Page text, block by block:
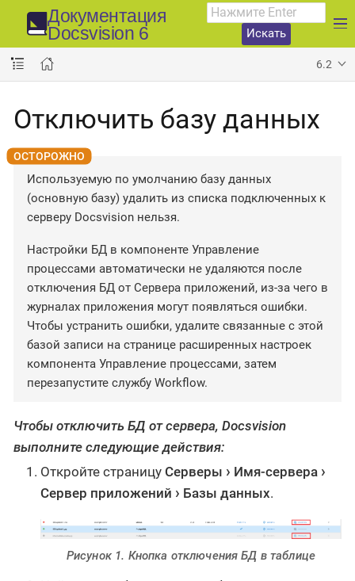
Документация
Docsvision 6
Искать
6.2
Отключить базу данных
Используемую по умолчанию базу данных
(основную базу) удалить из списка подключенных к
серверу Docsvision нельзя.
Настройки БД в компоненте Управление
процессами автоматически не удаляются после
отключения БД от Сервера приложений, из-за чего в
журналах приложения могут появляться ошибки.
Чтобы устранить ошибки, удалите связанные с этой
базой записи на странице расширенных настроек
компонента Управление процессами, затем
перезапустите службу Workflow.
Чтобы отключить БД от сервера, Docsvision
выполните следующие действия:
Откройте страницу Серверы
Имя-сервера
Сервер приложений
Базы данных.
Рисунок 1. Кнопка отключения БД в таблице